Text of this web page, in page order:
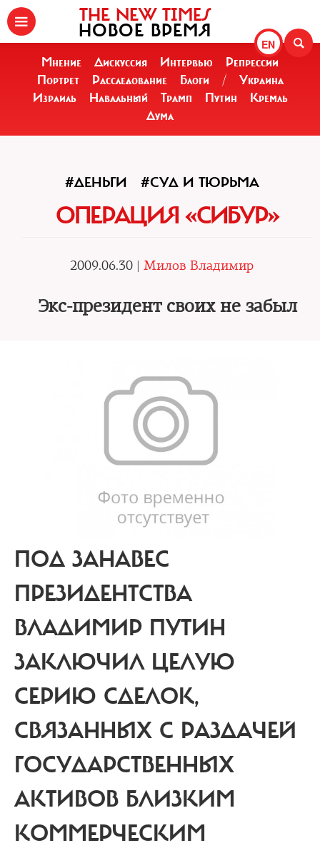
EN
THE NEW TIMES
НОВОЕ ВРЕМЯ
Мнение Дискуссия Интервью
Репрессии
Портрет
Расследование Блоги /
Украина
Израиль
Навальный Трамп Путин
Кремль
Дума
#ДЕНЬГИ #СУД И ТЮРЬМА
ОПЕРАЦИЯ «СИБУР»
2009.06.30 | Милов Владимир
Экс-президент своих не забыл
ПОД ЗАНАВЕС
ПРЕЗИДЕНТСТВА
ВЛАДИМИР ПУТИН
ЗАКЛЮЧИЛ ЦЕЛУЮ
СЕРИЮ СДЕЛОК,
СВЯЗАННЫХ С РАЗДАЧЕЙ
ГОСУДАРСТВЕННЫХ
АКТИВОВ БЛИЗКИМ
КОММЕРЧЕСКИМ